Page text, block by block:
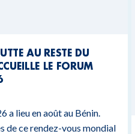
AU RESTE DU
LE FORUM
a lieu en août au Bénin.
de ce rendez-vous mondial